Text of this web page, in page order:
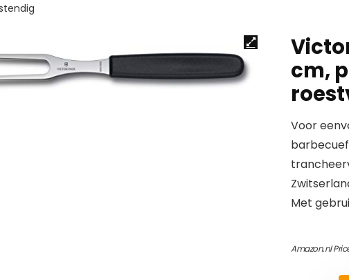
cm,
Voor
Met
Amazon.nl